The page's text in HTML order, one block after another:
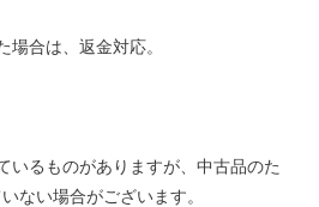
合は、返金対応。
いるものがありますが、中古品のた
ない場合がございます。